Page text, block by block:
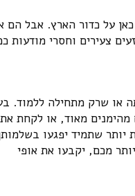
על כדור הארץ. אבל הם
צעירים וחסרי מודעות
או שרק מתחילה ללמוד.
מאוד, או לקחת את
שתמיד יפגעו
מכם, יקבעו את אופי